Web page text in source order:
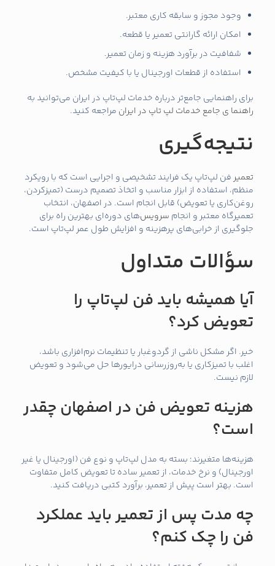
وجود مجوز و سابقه کاری معتبر.
امکان ارائه گارانتی تعمیر یا قطعه.
شفافیت در برآورد هزینه و زمان تعمیر.
استفاده از قطعات اورجینال یا با کیفیت مشخص.
برای راهنمایی جامع‌تر درباره خدمات لپ‌تاپ در ایران می‌توانید به
راهنما ی جامع خدمات لپ تاپ در ایران مراجعه کنید.
نتیجه‌گیری
تعمیر فن لپ‌تاپ یک فرایند تشخیصی و اجرایی است که با رویکرد
منظم، استفاده از ابزار مناسب و اتخاذ تصمیم درست (تمیزکردن،
روغن‌کاری یا تعویض) قابل انجام است. در اصفهان، انتخاب
تعمیرگاه معتبر و انجام سرویس‌های دوره‌ای بهترین راه برای
جلوگیری از خرابی‌های پرهزینه و افزایش طول عمر لپ‌تاپ است.
سؤالات متداول
آیا همیشه باید فن لپ‌تاپ را
تعویض کرد؟
خیر. اگر مشکل ناشی از گردوغبار یا تنظیمات نرم‌افزاری باشد،
اغلب با تمیزکاری یا به‌روزرسانی درایورها حل می‌شود و تعویض
لازم نیست.
هزینه تعویض فن در اصفهان چقدر
است؟
هزینه‌ها متغیرند؛ بسته به مدل لپ‌تاپ و نوع فن (اورجینال یا غیر
اورجینال) و نرخ خدمات، از تعمیر ساده تا تعویض کامل متفاوت
است. بهتر است پیش از تعمیر، برآورد کتبی دریافت کنید.
چه مدت پس از تعمیر باید عملکرد
فن را چک کنم؟